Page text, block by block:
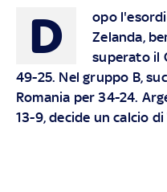
D
opo
Zelanda,
superato il
49-25. Nel gruppo B,
Romania per 34-24.
13-9, decide un calcio